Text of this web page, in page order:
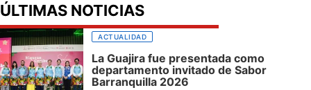
ÚLTIMAS NOTICIAS
ACTUALIDAD
La Guajira fue presentada como
departamento invitado de Sabor
Barranquilla 2026